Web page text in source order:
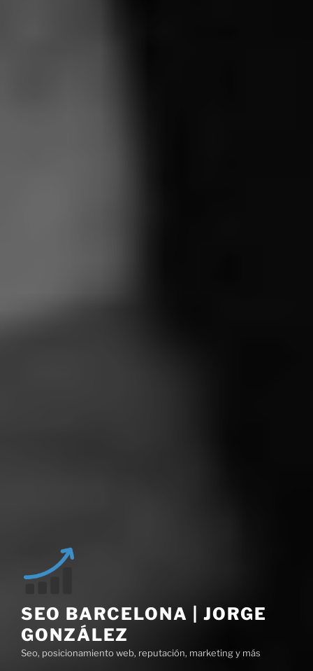
SEO BARCELONA | JORGE
GONZÁLEZ
Seo, posicionamiento web, reputación, marketing y más